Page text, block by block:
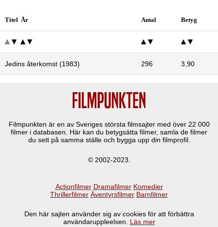
Titel År Antal Betyg
Jedins återkomst (1983) 296 3,90
Filmpunkten är en av Sveriges största filmsajter med över 22 000
filmer i databasen. Här kan du betygsätta filmer, samla de filmer
du sett på samma ställe och bygga upp din filmprofil.
© 2002-2023.
Actionfilmer Dramafilmer Komedier
Thrillerfilmer Äventyrsfilmer Barnfilmer
Den här sajten använder sig av cookies för att förbättra
användaruppleelsen. Läs mer